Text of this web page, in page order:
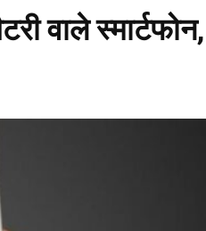
वाले स्मार्टफोन,